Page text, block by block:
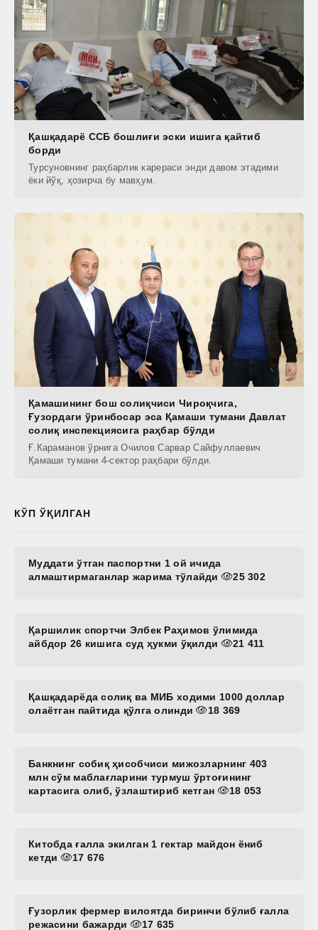
Қашқадарё ССБ бошлиғи эски ишига қайтиб
борди
Турсуновнинг раҳбарлик карераси энди давом этадими
ёки йўқ, ҳозирча бу мавҳум.
Қамашининг бош солиқчиси Чироқчига,
Ғузордаги ўринбосар эса Қамаши тумани Давлат
солиқ инспекциясига раҳбар бўлди
Ғ.Караманов ўрнига Очилов Сарвар Сайфуллаевич
Қамаши тумани 4-сектор раҳбари бўлди.
КЎП ЎҚИЛГАН
Муддати ўтган паспортни 1 ой ичида
алмаштирмаганлар жарима тўлайди
25 302
Қаршилик спортчи Элбек Раҳимов ўлимида
айбдор 26 кишига суд ҳукми ўқилди
21 411
Қашқадарёда солиқ ва МИБ ходими 1000 доллар
олаётган пайтида қўлга олинди
18 369
Банкнинг собиқ ҳисобчиси мижозларнинг 403
млн сўм маблағларини турмуш ўртоғининг
картасига олиб, ўзлаштириб кетган
18 053
Китобда ғалла экилган 1 гектар майдон ёниб
кетди
17 676
Ғузорлик фермер вилоятда биринчи бўлиб ғалла
режасини бажарди
17 635